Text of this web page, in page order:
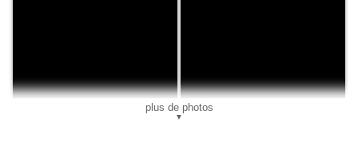
plus de photos
▼